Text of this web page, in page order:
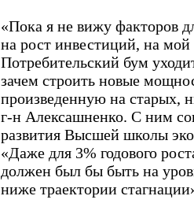
«Пока я не вижу факторов
на рост инвестиций, на мой
Потребительский бум
зачем строить новые
произведенную на старых,
г-н Алексашненко. С ним
развития Высшей школы
«Даже для 3% годового
должен был бы быть на
ниже траектории